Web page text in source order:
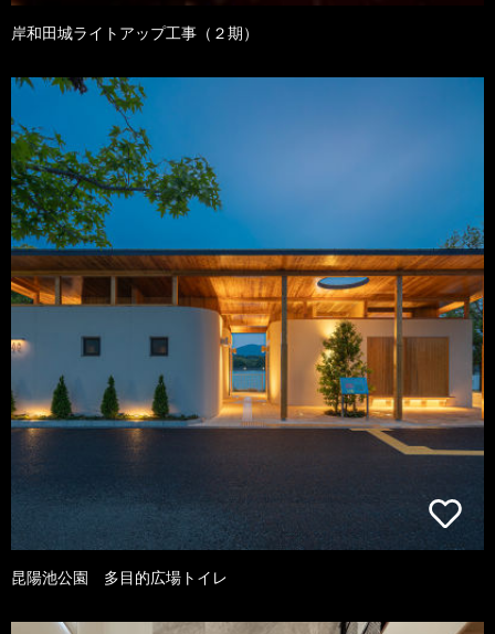
岸和田城ライトアップ工事（２期）
昆陽池公園 多目的広場トイレ